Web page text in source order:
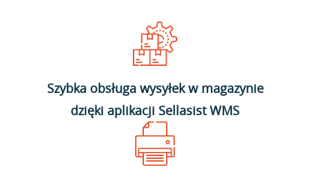
Szybka obsługa wysyłek w magazynie
dzięki aplikacji Sellasist WMS